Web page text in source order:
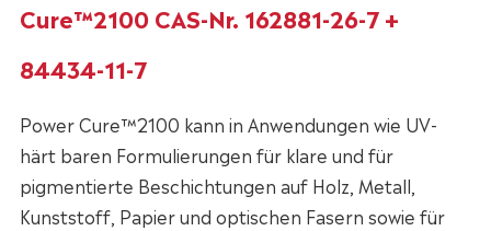
Cure™2100 CAS-Nr. 162881-26-7 +
84434-11-7
Power Cure™2100 kann in Anwendungen wie UV-
härt baren Formulierungen für klare und für
pigmentierte Beschichtungen auf Holz, Metall,
Kunststoff, Papier und optischen Fasern sowie für